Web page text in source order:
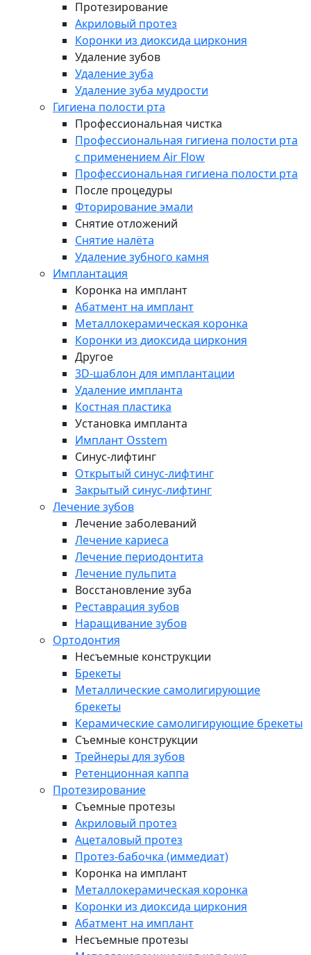
Протезирование
Акриловый протез
Коронки из диоксида циркония
Удаление зубов
Удаление зуба
Удаление зуба мудрости
Гигиена полости рта
Профессиональная чистка
Профессиональная гигиена полости рта
с применением Air Flow
Профессиональная гигиена полости рта
После процедуры
Фторирование эмали
Снятие отложений
Снятие налёта
Удаление зубного камня
Имплантация
Коронка на имплант
Абатмент на имплант
Металлокерамическая коронка
Коронки из диоксида циркония
Другое
3D-шаблон для имплантации
Удаление импланта
Костная пластика
Установка импланта
Имплант Osstem
Синус-лифтинг
Открытый синус-лифтинг
Закрытый синус-лифтинг
Лечение зубов
Лечение заболеваний
Лечение кариеса
Лечение периодонтита
Лечение пульпита
Восстановление зуба
Реставрация зубов
Наращивание зубов
Ортодонтия
Несъемные конструкции
Брекеты
Металлические самолигирующие
брекеты
Керамические самолигирующие брекеты
Съемные конструкции
Трейнеры для зубов
Ретенционная каппа
Протезирование
Съемные протезы
Акриловый протез
Ацеталовый протез
Протез-бабочка (иммедиат)
Коронка на имплант
Металлокерамическая коронка
Коронки из диоксида циркония
Абатмент на имплант
Несъемные протезы